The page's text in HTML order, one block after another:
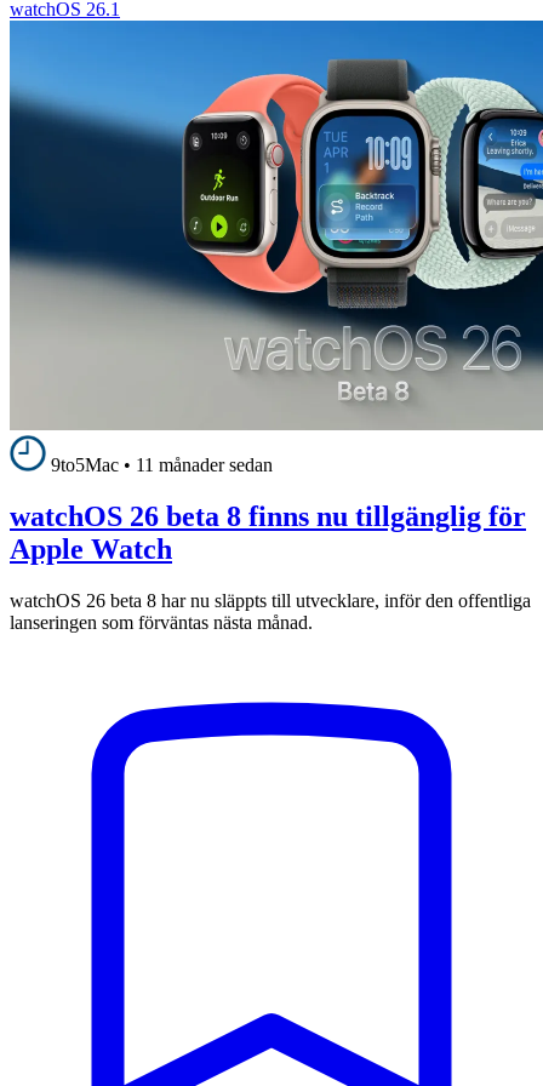
watchOS 26.1
9to5Mac • 11 månader sedan
watchOS 26 beta 8 finns nu tillgänglig för
Apple Watch
watchOS 26 beta 8 har nu släppts till utvecklare, inför den offentliga
lanseringen som förväntas nästa månad.